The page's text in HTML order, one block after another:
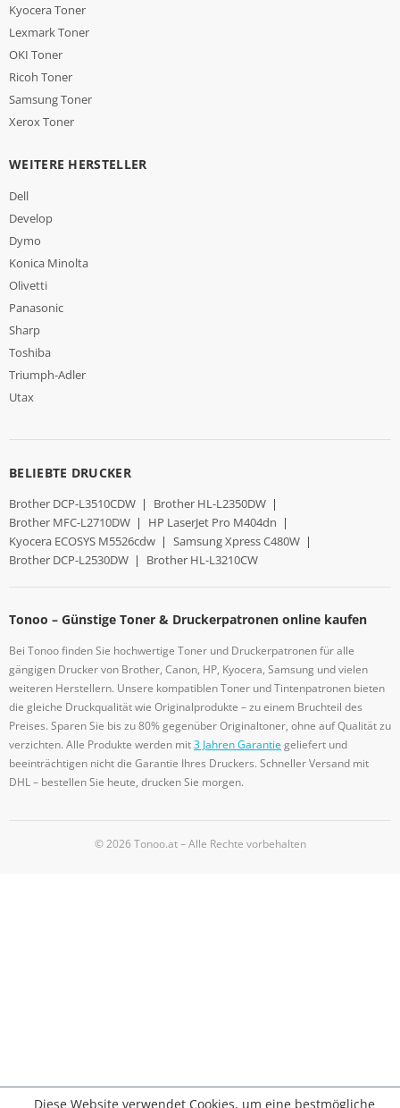
Kyocera Toner
Lexmark Toner
OKI Toner
Ricoh Toner
Samsung Toner
Xerox Toner
WEITERE HERSTELLER
Dell
Develop
Dymo
Konica Minolta
Olivetti
Panasonic
Sharp
Toshiba
Triumph-Adler
Utax
BELIEBTE DRUCKER
Brother DCP-L3510CDW | Brother HL-L2350DW |
Brother MFC-L2710DW | HP LaserJet Pro M404dn |
Kyocera ECOSYS M5526cdw | Samsung Xpress C480W |
Brother DCP-L2530DW | Brother HL-L3210CW
Tonoo – Günstige Toner & Druckerpatronen online kaufen
Bei Tonoo finden Sie hochwertige Toner und Druckerpatronen für alle
gängigen Drucker von Brother, Canon, HP, Kyocera, Samsung und vielen
weiteren Herstellern. Unsere kompatiblen Toner und Tintenpatronen bieten
die gleiche Druckqualität wie Originalprodukte – zu einem Bruchteil des
Preises. Sparen Sie bis zu 80% gegenüber Originaltoner, ohne auf Qualität zu
verzichten. Alle Produkte werden mit3 Jahren Garantiegeliefert und
beeinträchtigen nicht die Garantie Ihres Druckers. Schneller Versand mit
DHL – bestellen Sie heute, drucken Sie morgen.
© 2026 Tonoo.at – Alle Rechte vorbehalten
Diese Website verwendet Cookies, um eine bestmögliche